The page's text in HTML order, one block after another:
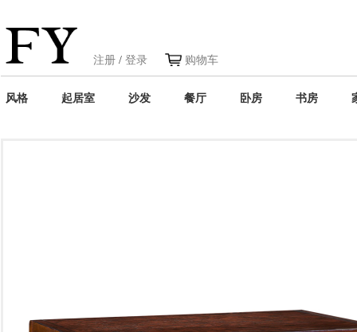
注册 / 登录 购物车
风格 起居室 沙发 餐厅 卧房 书房